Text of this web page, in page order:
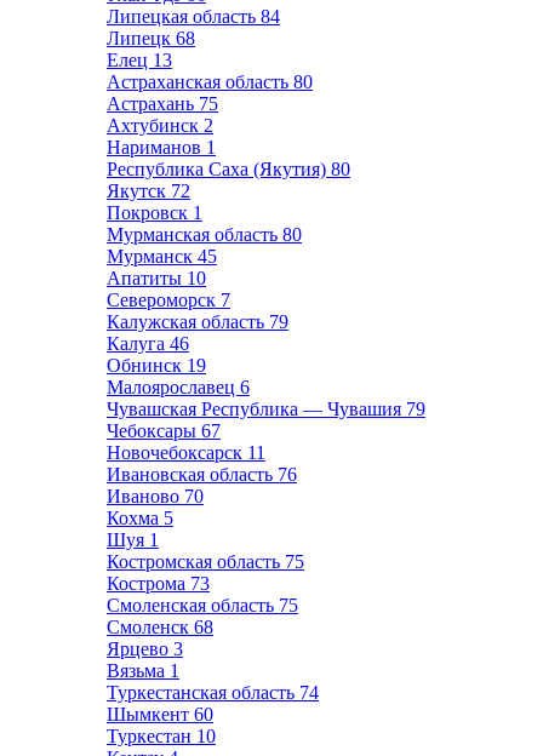
Липецкая область 84
Липецк 68
Елец 13
Астраханская область 80
Астрахань 75
Ахтубинск 2
Нариманов 1
Республика Саха (Якутия) 80
Якутск 72
Покровск 1
Мурманская область 80
Мурманск 45
Апатиты 10
Североморск 7
Калужская область 79
Калуга 46
Обнинск 19
Малоярославец 6
Чувашская Республика — Чувашия 79
Чебоксары 67
Новочебоксарск 11
Ивановская область 76
Иваново 70
Кохма 5
Шуя 1
Костромская область 75
Кострома 73
Смоленская область 75
Смоленск 68
Ярцево 3
Вязьма 1
Туркестанская область 74
Шымкент 60
Туркестан 10